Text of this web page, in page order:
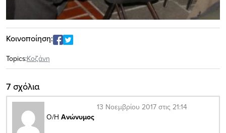
Κοινοποίηση:
Topics:Κοζάνη
7 σχόλια
Ο/Η Ανώνυμος
13 Νοεμβρίου 2017 στις 21:14